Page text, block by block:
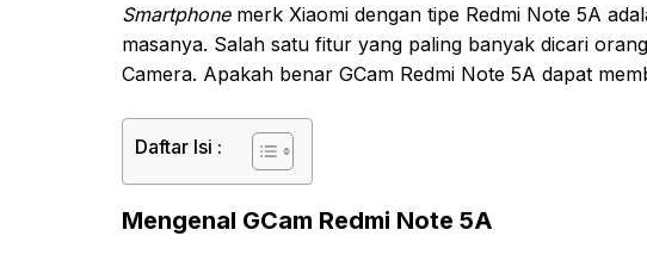
Smartphonemerk Xiaomi dengan tipe Redmi Note 5A
masanya. Salah satu fitur yang paling banyak dicari
Camera. Apakah benar GCam Redmi Note 5A dapat
Daftar Isi :
Mengenal GCam Redmi Note 5A